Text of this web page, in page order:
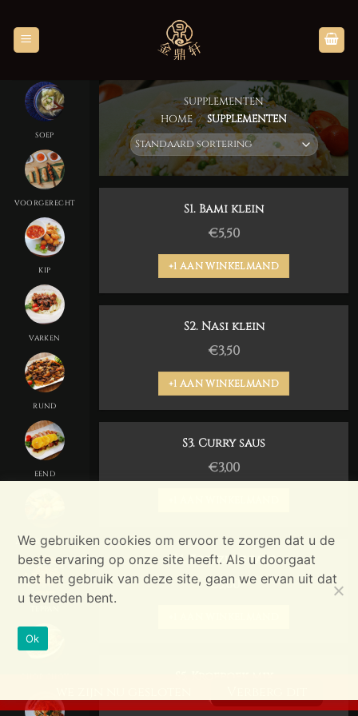
to
content
SOEP
VOORGERECHT
KIP
VARKEN
RUND
EEND
ZEEVRUCHTEN
SUPPLEMENTEN
HOME / SUPPLEMENTEN
S1. Bami klein
€5,50
+1 AAN WINKELMAND
S2. Nasi klein
€3,50
+1 AAN WINKELMAND
S3. Curry saus
€3,00
S4. Zoetzure saus
€3,00
€3,50
We gebruiken cookies om ervoor te zorgen dat u de
beste ervaring op onze site heeft. Als u doorgaat
met het gebruik van deze site, gaan we ervan uit dat
u tevreden bent.
Ok